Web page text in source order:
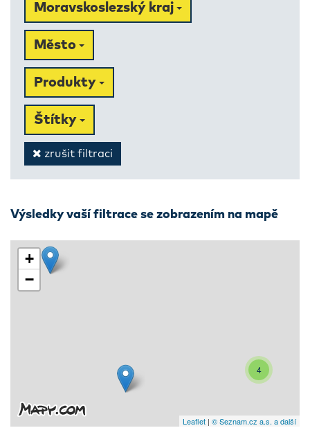
Moravskoslezský kraj
Město
Produkty
Štítky
zrušit filtraci
Výsledky vaší filtrace se zobrazením na mapě
4
+
−
Leaflet | © Seznam.cz a.s. a další